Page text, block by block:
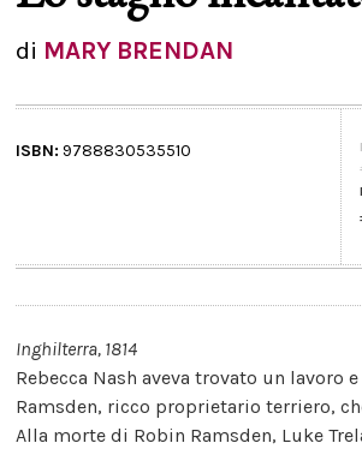
di MARY BRENDAN
ISBN: 9788830535510
Inghilterra, 1814
Rebecca Nash aveva trovato un
Ramsden, ricco proprietario terriero,
Alla morte di Robin Ramsden, Luke